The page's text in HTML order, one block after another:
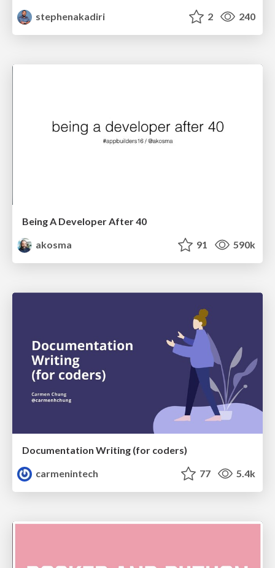
stephenakadiri
2 240
Being A Developer After 40
akosma
91 590k
Documentation Writing (for coders)
carmenintech
77 5.4k